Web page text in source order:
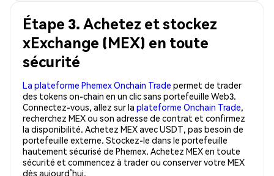
Étape 3. Achetez et stockez
xExchange (MEX) en toute
sécurité
La plateforme Phemex Onchain Trade permet de trader
des tokens on-chain en un clic sans portefeuille Web3.
Connectez-vous, allez sur la plateforme Onchain Trade,
recherchez MEX ou son adresse de contrat et confirmez
la disponibilité. Achetez MEX avec USDT, pas besoin de
portefeuille externe. Stockez-le dans le portefeuille
hautement sécurisé de Phemex. Achetez MEX en toute
sécurité et commencez à trader ou conserver votre MEX
dès aujourd’hui.